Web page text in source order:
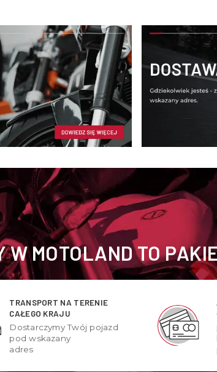
W MOTOLAND TO
TRANSPORT NA TERENIE
CAŁEGO KRAJU
Dostarczymy Twój pojazd
pod wskazany
adres